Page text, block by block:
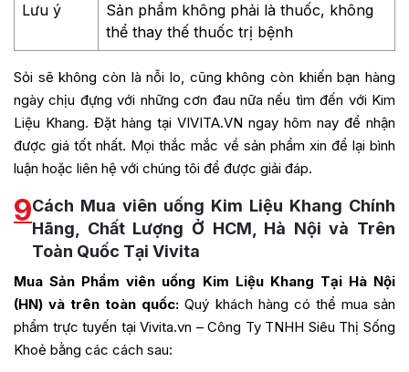
Lưu ý
Sản phẩm không phải là thuốc, không
thể thay thế thuốc trị bệnh
Sỏi sẽ không còn là nỗi lo, cũng không còn khiến bạn hàng
ngày chịu đựng với những cơn đau nữa nếu tìm đến với Kim
Liệu Khang. Đặt hàng tại VIVITA.VN ngay hôm nay để nhận
được giá tốt nhất. Mọi thắc mắc về sản phẩm xin để lại bình
luận hoặc liên hệ với chúng tôi để được giải đáp.
9Cách Mua viên uống Kim Liệu Khang Chính
Hãng, Chất Lượng Ở HCM, Hà Nội và Trên
Toàn Quốc Tại Vivita
Mua Sản Phẩm viên uống Kim Liệu Khang Tại Hà Nội
(HN) và trên toàn quốc: Quý khách hàng có thể mua sản
phẩm trực tuyến tại Vivita.vn – Công Ty TNHH Siêu Thị Sống
Khoẻ bằng các cách sau: